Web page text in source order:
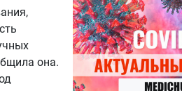
она.
Лучше фасоли:
названа 8
содержащих